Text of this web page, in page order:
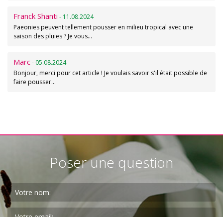
Franck Shanti - 11.08.2024
Paeonies peuvent tellement pousser en milieu tropical avec une
saison des pluies ? Je vous…
Marc- 05.08.2024
Bonjour, merci pour cet article ! Je voulais savoir s'il était possible de
faire pousser…
Poser une question